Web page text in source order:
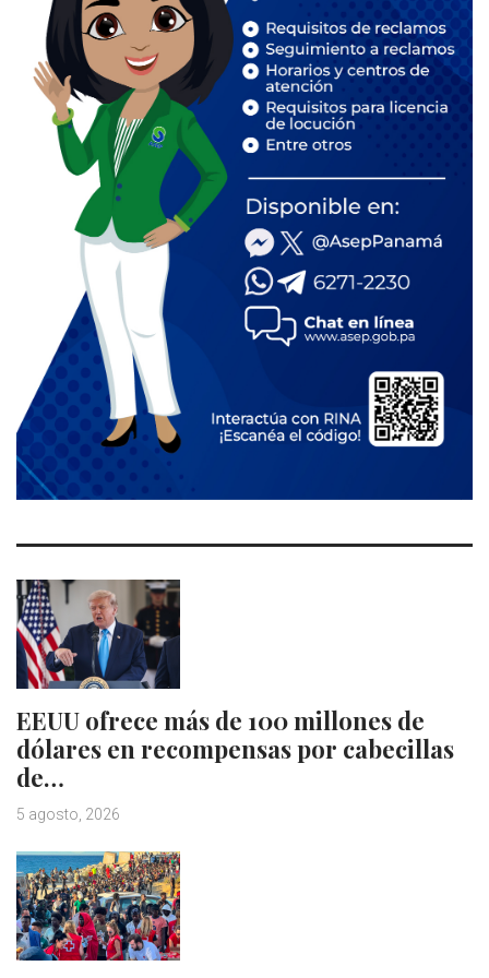
EEUU ofrece más de 100 millones de
dólares en recompensas por cabecillas
de…
5 agosto, 2026